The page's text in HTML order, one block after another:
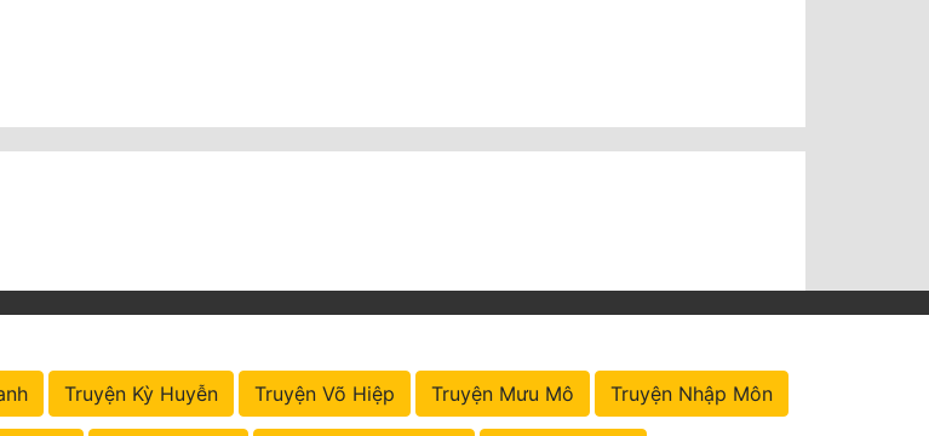
Truyện Kỳ Huyễn Truyện Võ Hiệp Truyện Mưu Mô Truyện Nhập Môn